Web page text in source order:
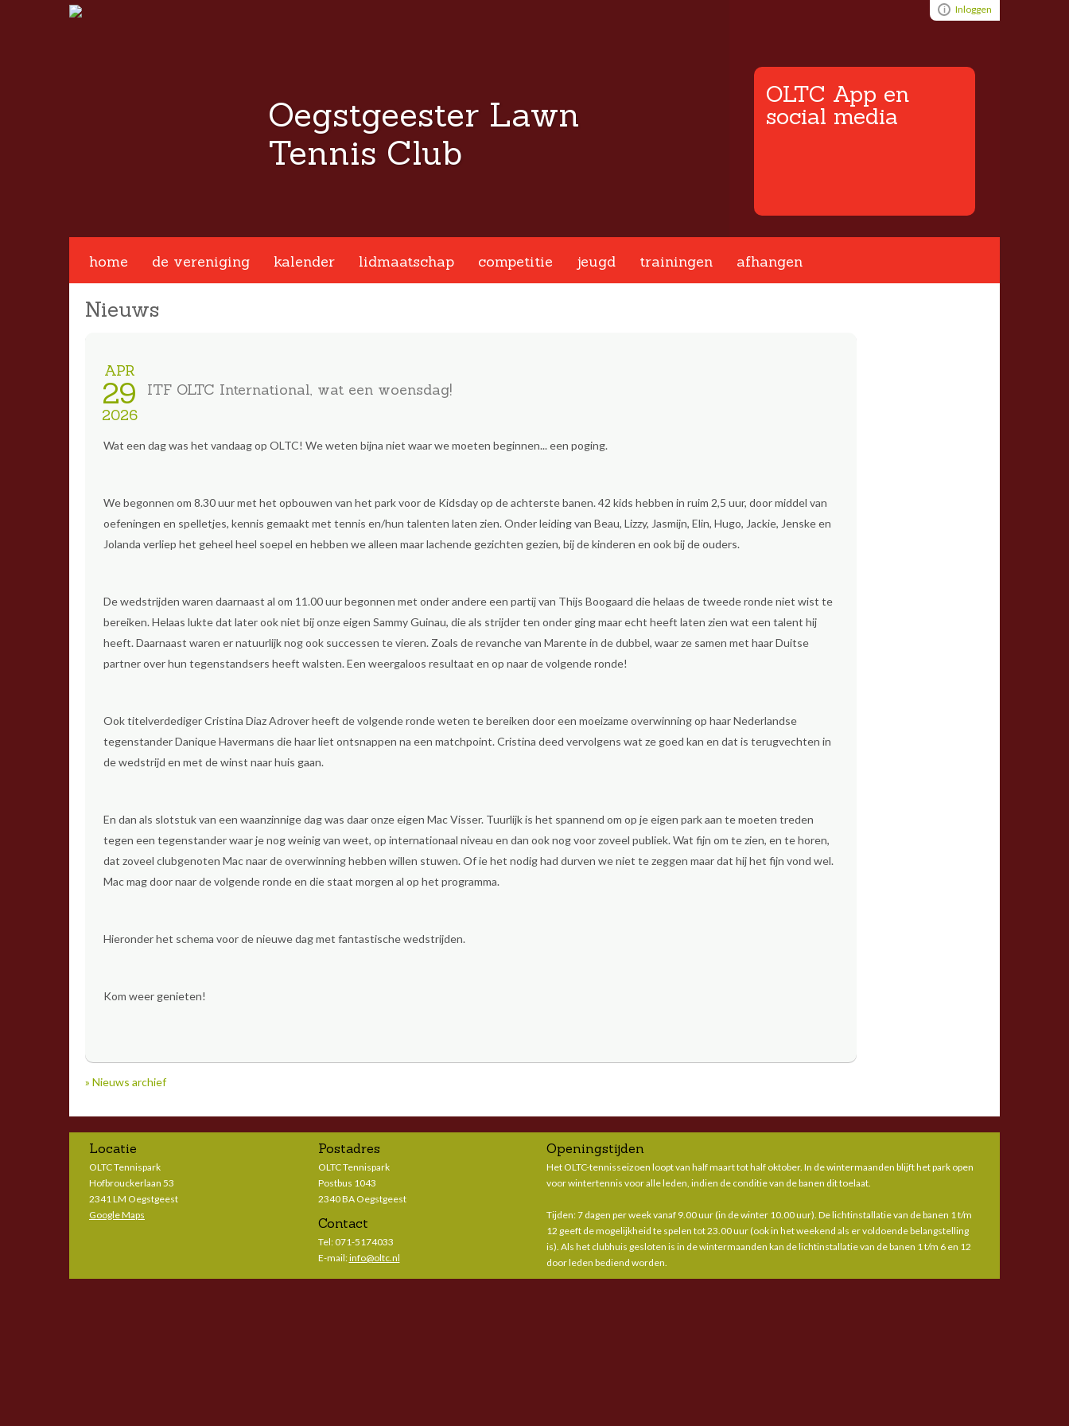
Visual ClubWeb
Inloggen
OLTC App en
social media
Oegstgeester Lawn
Tennis Club
home de vereniging kalender lidmaatschap competitie jeugd trainingen afhangen
Nieuws
ITF OLTC International, wat een woensdag!
APR
29
2026
Wat een dag was het vandaag op OLTC! We weten bijna niet waar we moeten beginnen... een poging.
We begonnen om 8.30 uur met het opbouwen van het park voor de Kidsday op de achterste banen. 42 kids hebben in ruim 2,5 uur, door middel van
oefeningen en spelletjes, kennis gemaakt met tennis en/hun talenten laten zien. Onder leiding van Beau, Lizzy, Jasmijn, Elin, Hugo, Jackie, Jenske en
Jolanda verliep het geheel heel soepel en hebben we alleen maar lachende gezichten gezien, bij de kinderen en ook bij de ouders.
De wedstrijden waren daarnaast al om 11.00 uur begonnen met onder andere een partij van Thijs Boogaard die helaas de tweede ronde niet wist te
bereiken. Helaas lukte dat later ook niet bij onze eigen Sammy Guinau, die als strijder ten onder ging maar echt heeft laten zien wat een talent hij
heeft. Daarnaast waren er natuurlijk nog ook successen te vieren. Zoals de revanche van Marente in de dubbel, waar ze samen met haar Duitse
partner over hun tegenstandsers heeft walsten. Een weergaloos resultaat en op naar de volgende ronde!
Ook titelverdediger Cristina Diaz Adrover heeft de volgende ronde weten te bereiken door een moeizame overwinning op haar Nederlandse
tegenstander Danique Havermans die haar liet ontsnappen na een matchpoint. Cristina deed vervolgens wat ze goed kan en dat is terugvechten in
de wedstrijd en met de winst naar huis gaan.
En dan als slotstuk van een waanzinnige dag was daar onze eigen Mac Visser. Tuurlijk is het spannend om op je eigen park aan te moeten treden
tegen een tegenstander waar je nog weinig van weet, op internationaal niveau en dan ook nog voor zoveel publiek. Wat fijn om te zien, en te horen,
dat zoveel clubgenoten Mac naar de overwinning hebben willen stuwen. Of ie het nodig had durven we niet te zeggen maar dat hij het fijn vond wel.
Mac mag door naar de volgende ronde en die staat morgen al op het programma.
Hieronder het schema voor de nieuwe dag met fantastische wedstrijden.
Kom weer genieten!
» Nieuws archief
Locatie
OLTC Tennispark
Hofbrouckerlaan 53
2341 LM Oegstgeest
Google Maps
Postadres
OLTC Tennispark
Postbus 1043
2340 BA Oegstgeest
Contact
Tel: 071-5174033
E-mail:info@oltc.nl
Openingstijden
Het OLTC-tennisseizoen loopt van half maart tot half oktober. In de wintermaanden blijft het park open
voor wintertennis voor alle leden, indien de conditie van de banen dit toelaat.
Tijden: 7 dagen per week vanaf 9.00 uur (in de winter 10.00 uur). De lichtinstallatie van de banen 1 t/m
12 geeft de mogelijkheid te spelen tot 23.00 uur (ook in het weekend als er voldoende belangstelling
is). Als het clubhuis gesloten is in de wintermaanden kan de lichtinstallatie van de banen 1 t/m 6 en 12
door leden bediend worden.